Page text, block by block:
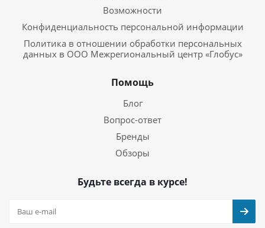
Возможности
Конфиденциальность персональной информации
Политика в отношении обработки персональных
данных в ООО Межрегиональный центр «Глобус»
Помощь
Блог
Вопрос-ответ
Бренды
Обзоры
Будьте всегда в курсе!